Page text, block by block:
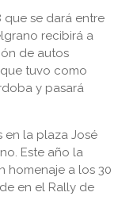
que se dará entre
recibirá a
de autos
tuvo como
y pasará
en la plaza José
Este año la
homenaje a los 30
en el Rally de